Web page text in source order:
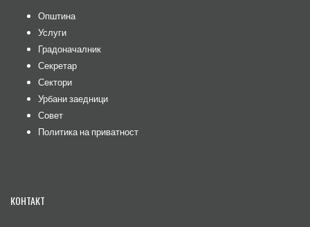
Општина
Услуги
Градоначалник
Секретар
Сектори
Урбани заедници
Совет
Политика на приватност
КОНТАКТ